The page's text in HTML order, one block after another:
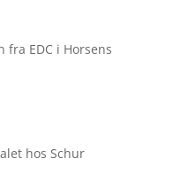
fra EDC i Horsens
hos Schur